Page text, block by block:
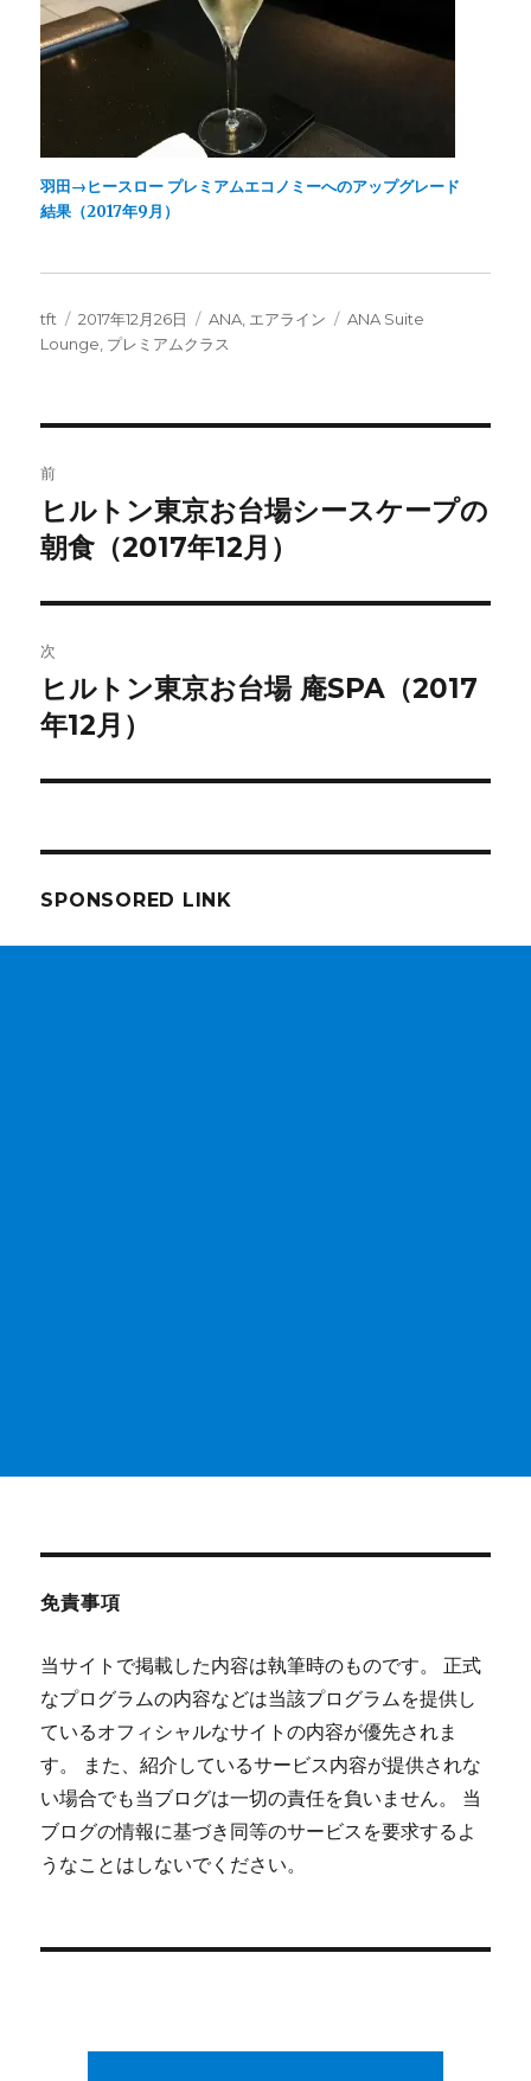
羽田→ヒースロー プレミアムエコノミーへのアップグレード
結果（2017年9月）
投
稿
tft
投
稿
2017年12月26日
カ
テ
ANA エアライン
タ
ANA Suite
Lounge プレミアムクラス
稿
ナ
ビ
ゲ
ー
シ
ン
前
前
の
稿:
ヒルトン東京お台場シースケープの
朝食（2017年12月）
次
次
の
稿:
ヒルトン東京お台場 庵SPA（2017
年12月）
SPONSORED LINK
免責事項
当サイトで掲載した内容は執筆時のものです。 正式
なプログラムの内容などは当該プログラムを提供し
ているオフィシャルなサイトの内容が優先されま
す。 また、紹介しているサービス内容が提供されな
い場合でも当ブログは一切の責任を負いません。 当
ブログの情報に基づき同等のサービスを要求するよ
うなことはしないでください。